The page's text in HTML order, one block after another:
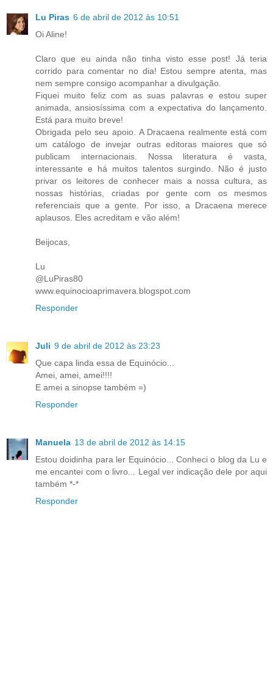
Lu Piras 6 de abril de 2012 às 10:51
Oi Aline!
Claro que eu ainda não tinha visto esse post! Já teria
corrido para comentar no dia! Estou sempre atenta, mas
nem sempre consigo acompanhar a divulgação.
Fiquei muito feliz com as suas palavras e estou super
animada, ansiosíssima com a expectativa do lançamento.
Está para muito breve!
Obrigada pelo seu apoio. A Dracaena realmente está com
um catálogo de invejar outras editoras maiores que só
publicam internacionais. Nossa literatura é vasta,
interessante e há muitos talentos surgindo. Não é justo
privar os leitores de conhecer mais a nossa cultura, as
nossas histórias, criadas por gente com os mesmos
referenciais que a gente. Por isso, a Dracaena merece
aplausos. Eles acreditam e vão além!
Beijocas,
Lu
@LuPiras80
www.equinocioaprimavera.blogspot.com
Responder
Juli 9 de abril de 2012 às 23:23
Que capa linda essa de Equinócio...
Amei, amei, amei!!!!
E amei a sinopse também =)
Responder
Manuela 13 de abril de 2012 às 14:15
Estou doidinha para ler Equinócio... Conheci o blog da Lu e
me encantei com o livro... Legal ver indicação dele por aqui
também *-*
Responder